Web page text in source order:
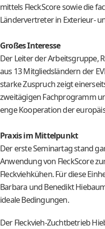
mittels FleckScore sowie die
Ländervertreter in Exterieur-
Großes Interesse
Der Leiter der Arbeitsgruppe,
aus 13 Mitgliedsländern der
starke Zuspruch zeigt
zweitägigen Fachprogramm
enge Kooperation der
Praxis im Mittelpunkt
Der erste Seminartag stand
Anwendung von FleckScore
Fleckviehkühen. Für diese
Barbara und Benedikt
ideale Bedingungen.
Der Fleckvieh-Zuchtbetrieb